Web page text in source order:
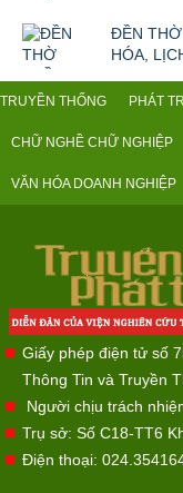
ĐỀN
HÓA,
TRUYỀN THỐNG PHÁT
CHỮ NGHỀ CHỮ NGHIỆP
VĂN HÓA DOANH NGHIỆP
Giấy phép điện tử số
Thông Tin và Truyền
Người chịu trách
Trụ sở: Số C18-TT6
Điện thoại: